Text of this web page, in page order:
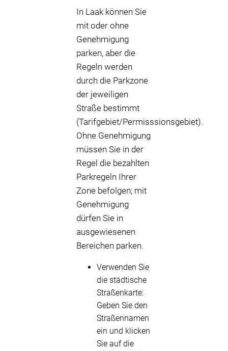
In Laak können Sie
mit oder ohne
Genehmigung
parken, aber die
Regeln werden
durch die Parkzone
der jeweiligen
Straße bestimmt
(Tarifgebiet/Permisssionsgebiet).
Ohne Genehmigung
müssen Sie in der
Regel die bezahlten
Parkregeln Ihrer
Zone befolgen; mit
Genehmigung
dürfen Sie in
ausgewiesenen
Bereichen parken.
Verwenden Sie
die städtische
Straßenkarte:
Geben Sie den
Straßennamen
ein und klicken
Sie auf die